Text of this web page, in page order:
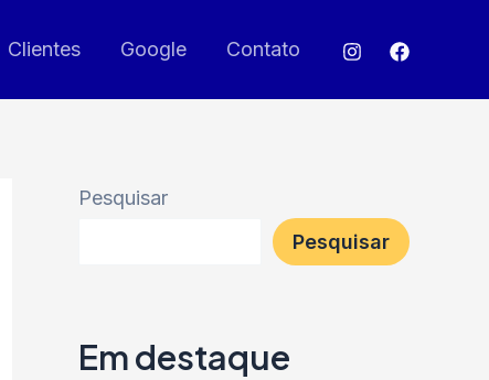
Clientes Google Contato
Pesquisar
Pesquisar
Em destaque